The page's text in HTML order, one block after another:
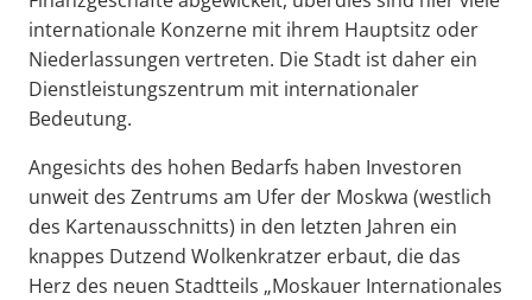
internationale Konzerne mit ihrem Hauptsitz oder
Niederlassungen vertreten. Die Stadt ist daher ein
Dienstleistungszentrum mit internationaler
Bedeutung.
Angesichts des hohen Bedarfs haben Investoren
unweit des Zentrums am Ufer der Moskwa (westlich
des Kartenausschnitts) in den letzten Jahren ein
knappes Dutzend Wolkenkratzer erbaut, die das
Herz des neuen Stadtteils „Moskauer Internationales